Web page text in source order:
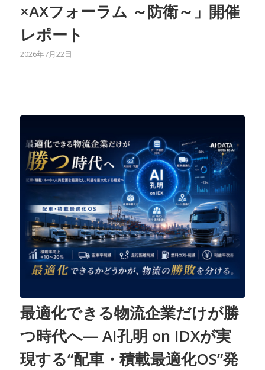
×AXフォーラム ～防衛～」開催
レポート
2026年7月22日
最適化できる物流企業だけが勝
つ時代へ— AI孔明 on IDXが実
現する“配車・積載最適化OS”発